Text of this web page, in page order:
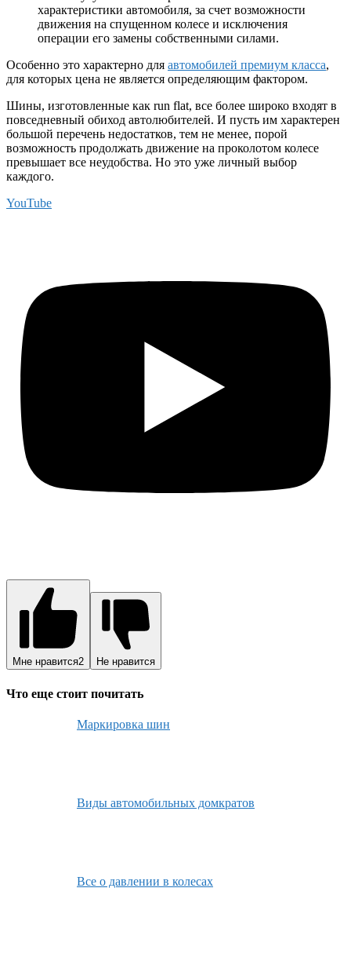
характеристики автомобиля, за счет возможности
движения на спущенном колесе и исключения
операции его замены собственными силами.
Особенно это характерно для автомобилей премиум класса,
для которых цена не является определяющим фактором.
Шины, изготовленные как run flat, все более широко входят в
повседневный обиход автолюбителей. И пусть им характерен
большой перечень недостатков, тем не менее, порой
возможность продолжать движение на проколотом колесе
превышает все неудобства. Но это уже личный выбор
каждого.
YouTube
Мне нравится2 Не нравится
Что еще стоит почитать
Маркировка шин
Виды автомобильных домкратов
Все о давлении в колесах